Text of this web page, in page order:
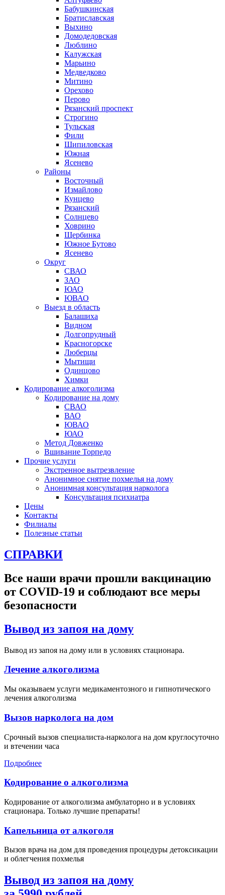
Бабушкинская
Братиславская
Выхино
Домодедовская
Люблино
Калужская
Марьино
Медведково
Митино
Орехово
Перово
Рязанский проспект
Строгино
Тульская
Фили
Шипиловская
Южная
Ясенево
Районы
Восточный
Измайлово
Кунцево
Рязанский
Солнцево
Ховрино
Щербинка
Южное Бутово
Ясенево
Округ
СВАО
ЗАО
ЮАО
ЮВАО
Выезд в область
Балашиха
Видном
Долгопрудный
Красногорске
Люберцы
Мытищи
Одинцово
Химки
Кодирование алкоголизма
Кодирование на дому
СВАО
ВАО
ЮВАО
ЮАО
Метод Довженко
Вшивание Торпедо
Прочие услуги
Экстренное вытрезвление
Анонимное снятие похмелья на дому
Анонимная консультация нарколога
Консультация психиатра
Цены
Контакты
Филиалы
Полезные статьи
СПРАВКИ
Все наши врачи прошли вакцинацию
от COVID-19 и соблюдают все меры
безопасности
Вывод из запоя на дому
Вывод из запоя на дому или в условиях стационара.
Лечение алкоголизма
Мы оказываем услуги медикаментозного и гипнотического
лечения алкоголизма
Вызов нарколога на дом
Срочный вызов специалиста-нарколога на дом круглосуточно
и втечении часа
Подробнее
Кодирование о алкоголизма
Кодирование от алкоголизма амбулаторно и в условиях
стационара. Только лучшие препараты!
Капельница от алкоголя
Вызов врача на дом для проведения процедуры детоксикации
и облегчения похмелья
Вывод из запоя на дому